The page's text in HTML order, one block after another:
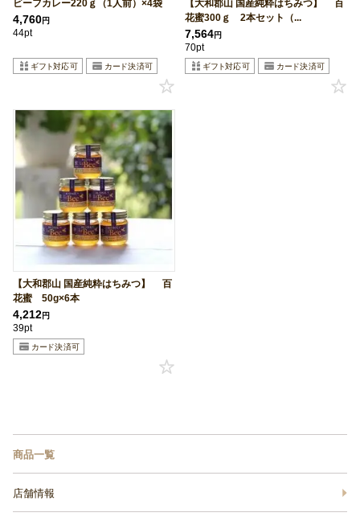
ビーフカレー220ｇ（1人前）×4袋
4,760円
44pt
【大和郡山 国産純粋はちみつ】 百
花蜜300ｇ 2本セット（...
7,564円
70pt
【大和郡山 国産純粋はちみつ】 百
花蜜 50g×6本
4,212円
39pt
商品一覧
店舗情報